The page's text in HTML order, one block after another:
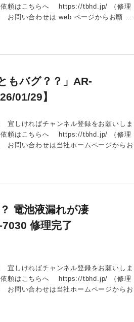
依頼はこちらへ https://tbhd.jp/ （修理
問い合わせは web ページからお願 …
もバグ？？」AR-
01/29】
宜しければチャンネル登録をお願いしま
依頼はこちらへ https://tbhd.jp/ （修理
問い合わせは当社ホームページからお
電池液漏れが凄
修理完了
宜しければチャンネル登録をお願いしま
依頼はこちらへ https://tbhd.jp/ （修理
問い合わせは当社ホームページからお